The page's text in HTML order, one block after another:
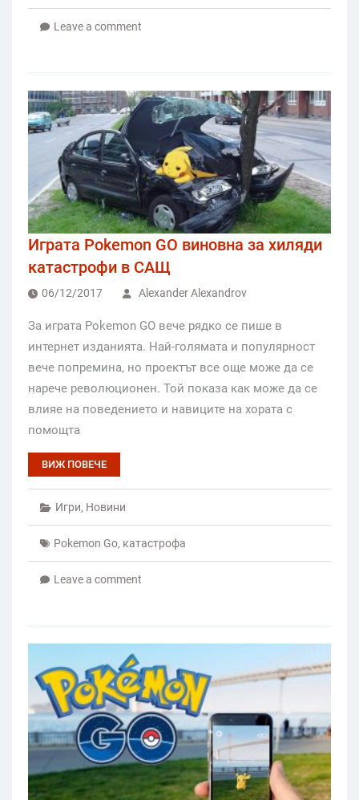
Leave a comment
Играта Pokemon GO виновна за хиляди
катастрофи в САЩ
06/12/2017 Alexander Alexandrov
За играта Pokemon GO вече рядко се пише в
интернет изданията. Най-голямата и популярност
вече попремина, но проектът все още може да се
нарече революционен. Той показа как може да се
влияе на поведението и навиците на хората с
помощта
ВИЖ ПОВЕЧЕ
Игри, Новини
Pokemon Go, катастрофа
Leave a comment